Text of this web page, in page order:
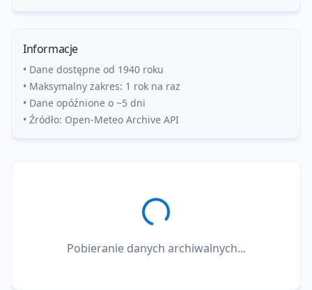
Informacje
• Dane dostępne od 1940 roku
• Maksymalny zakres: 1 rok na raz
• Dane opóźnione o ~5 dni
• Źródło: Open-Meteo Archive API
Pobieranie danych archiwalnych...